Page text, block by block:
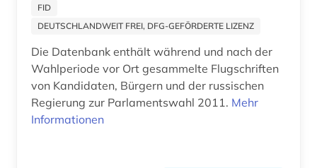
judaistik (1)
kaiser (2)
kanada (1)
FID
DEUTSCHLANDWEIT FREI, DFG-GEFÖRDERTE LIZENZ
Die Datenbank enthält während und nach der
Wahlperiode vor Ort gesammelte Flugschriften
von Kandidaten, Bürgern und der russischen
Regierung zur Parlamentswahl 2011. Mehr
Informationen